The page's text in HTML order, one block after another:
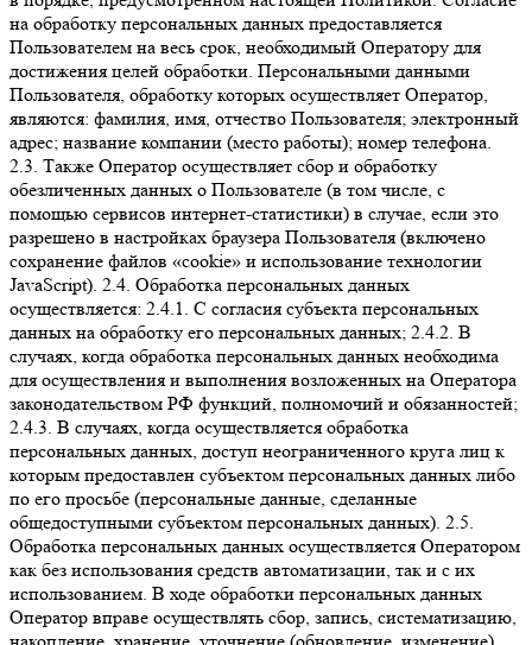
на обработку персональных данных предоставляется
Пользователем на весь срок, необходимый Оператору для
достижения целей обработки. Персональными данными
Пользователя, обработку которых осуществляет Оператор,
являются: фамилия, имя, отчество Пользователя; электронный
адрес; название компании (место работы); номер телефона.
2.3. Также Оператор осуществляет сбор и обработку
обезличенных данных о Пользователе (в том числе, с
помощью сервисов интернет-статистики) в случае, если это
разрешено в настройках браузера Пользователя (включено
сохранение файлов «cookie» и использование технологии
JavaScript). 2.4. Обработка персональных данных
осуществляется: 2.4.1. С согласия субъекта персональных
данных на обработку его персональных данных; 2.4.2. В
случаях, когда обработка персональных данных необходима
для осуществления и выполнения возложенных на Оператора
законодательством РФ функций, полномочий и обязанностей;
2.4.3. В случаях, когда осуществляется обработка
персональных данных, доступ неограниченного круга лиц к
которым предоставлен субъектом персональных данных либо
по его просьбе (персональные данные, сделанные
общедоступными субъектом персональных данных). 2.5.
Обработка персональных данных осуществляется Оператором
как без использования средств автоматизации, так и с их
использованием. В ходе обработки персональных данных
Оператор вправе осуществлять сбор, запись, систематизацию,